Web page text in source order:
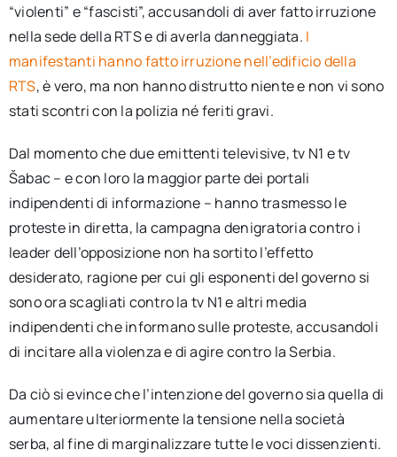
“violenti” e “fascisti”, accusandoli di aver fatto irruzione
nella sede della RTS e di averla danneggiata. I
manifestanti hanno fatto irruzione nell’edificio della
RTS, è vero, ma non hanno distrutto niente e non vi sono
stati scontri con la polizia né feriti gravi.
Dal momento che due emittenti televisive, tv N1 e tv
Šabac – e con loro la maggior parte dei portali
indipendenti di informazione – hanno trasmesso le
proteste in diretta, la campagna denigratoria contro i
leader dell’opposizione non ha sortito l’effetto
desiderato, ragione per cui gli esponenti del governo si
sono ora scagliati contro la tv N1 e altri media
indipendenti che informano sulle proteste, accusandoli
di incitare alla violenza e di agire contro la Serbia.
Da ciò si evince che l’intenzione del governo sia quella di
aumentare ulteriormente la tensione nella società
serba, al fine di marginalizzare tutte le voci dissenzienti.